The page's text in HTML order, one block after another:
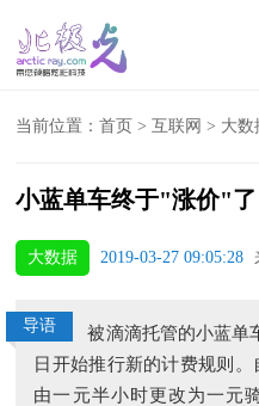
当前位置：首页 >互联网 > 大数
小蓝单车终于"涨价"
大数据 2019-03-27 09:05:28
导语
被滴滴托管的小蓝单
日开始推行新的计费规则
由一元半小时更改为一元